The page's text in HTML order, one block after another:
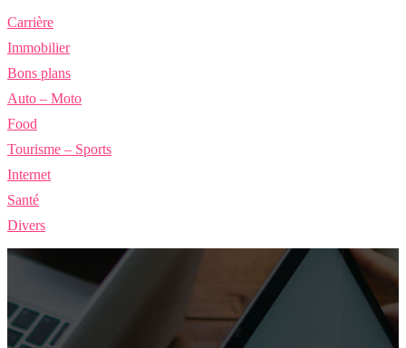
Carrière
Immobilier
Bons plans
Auto – Moto
Food
Tourisme – Sports
Internet
Santé
Divers